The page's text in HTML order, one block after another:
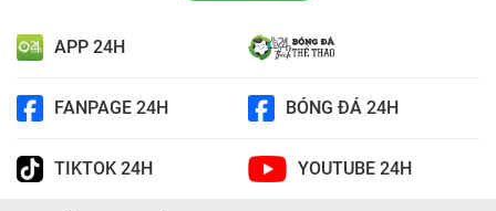
APP 24H
FANPAGE 24H BÓNG ĐÁ 24H
TIKTOK 24H YOUTUBE 24H